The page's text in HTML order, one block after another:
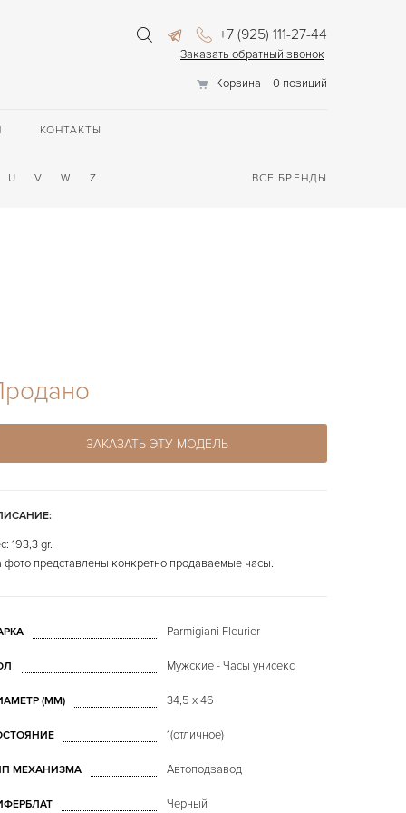
+7 (925) 111-27-44
Заказать обратный звонок
Корзина
0 позиций
КОНТАКТЫ
U V W Z ВСЕ БРЕНДЫ
ЗАКАЗАТЬ ЭТУ МОДЕЛЬ
193,3 gr.
фото представлены конкретно продаваемые часы.
Parmigiani Fleurier
Мужские - Часы унисекс
(MM) 34,5 x 46
1(отличное)
МЕХАНИЗМА Автоподзавод
Черный